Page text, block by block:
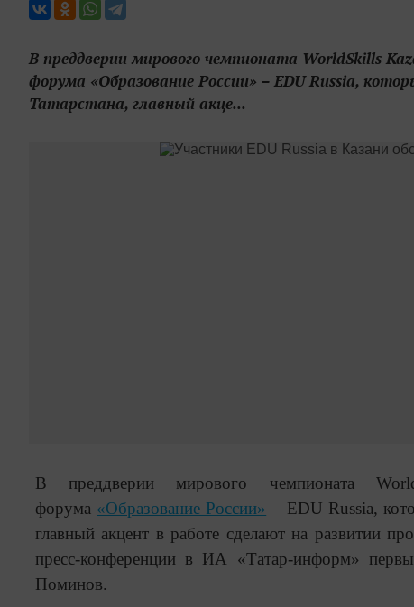
В преддверии мирового чемпионата WorldSkills
форума «Образование России» – EDU Russia,
Татарстана, главный акце...
В преддверии мирового чемпионата
форума «Образование России» – EDU Russia,
главный акцент в работе сделают на развитии
пресс-конференции в ИА «Татар-информ»
Поминов.